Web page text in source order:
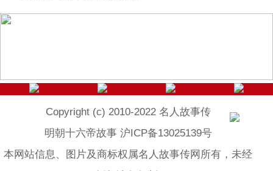
Copyright (c) 2010-2022 名人故事传
明朝十六帝故事 沪ICP备13025139号
本网站信息、图片及商标权属名人故事传网所有，未经